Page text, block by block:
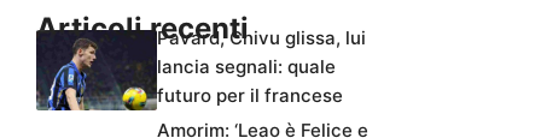
Articoli recentiPavard, Chivu glissa, lui
lancia segnali: quale
futuro per il francese
Amorim: ‘Leao è Felice e